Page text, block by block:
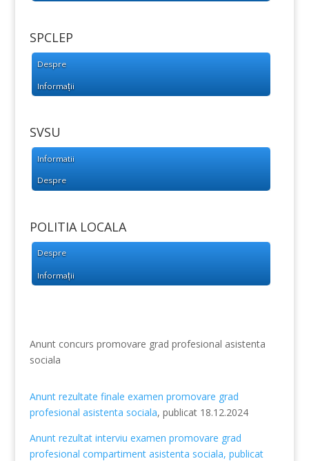
SPCLEP
Despre
Informații
SVSU
Informatii
Despre
POLITIA LOCALA
Despre
Informații
Anunt concurs promovare grad profesional asistenta
sociala
Anunt rezultate finale examen promovare grad
profesional asistenta sociala, publicat 18.12.2024
Anunt rezultat interviu examen promovare grad
profesional compartiment asistenta sociala, publicat